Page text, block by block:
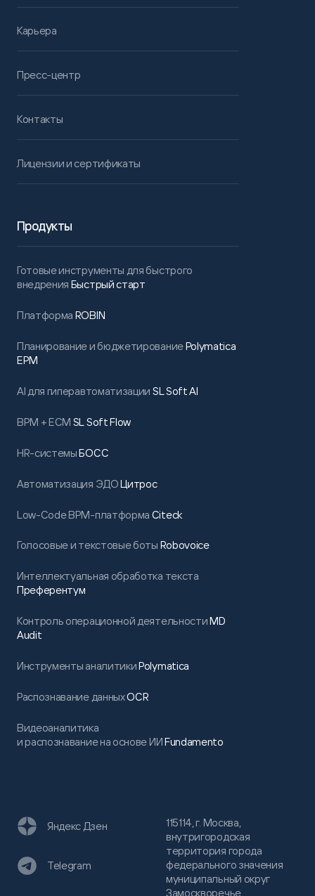
Карьера
Пресс-центр
Контакты
Лицензии и сертификаты
Продукты
Готовые инструменты для быстрого
внедрения Быстрый старт
Платформа ROBIN
Планирование и бюджетированиеPolymatica
EPM
AI для гиперавтоматизации SL Soft AI
BPM + ECM SL Soft Flow
HR-системыБОСС
Автоматизация ЭДОЦитрос
Low-Code BPM-платформа Citeck
Голосовые и текстовые боты Robovoice
Интеллектуальная обработка текста
Преферентум
Контроль операционной деятельностиMD
Audit
Инструменты аналитикиPolymatica
Распознавание данныхOCR
Видеоаналитика
и распознавание на основе ИИFundamento
115114, г. Москва,
внутригородская
территория города
федерального значения
муниципальный округ
Замоскворечье,
Яндекс Дзен
Telegram